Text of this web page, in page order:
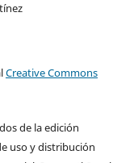
Creative Commons
de la edición
uso y distribución